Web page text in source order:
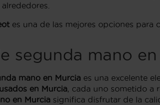
es una de las mejores opciones para
segunda mano en
mano en Murcia es una excelente
en Murcia, cada uno sometido a
en Murcia significa disfrutar de la